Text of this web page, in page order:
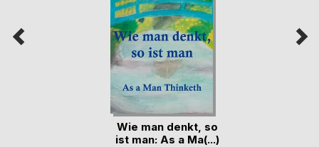
Wie man denkt, so
ist man: As a Ma(...)